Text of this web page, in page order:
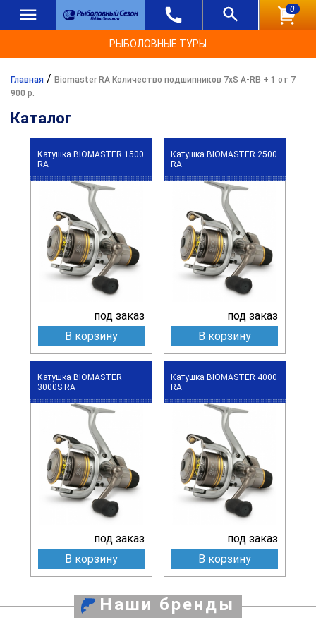
0
РЫБОЛОВНЫЕ ТУРЫ
Главная / Biomaster RA Количество подшипников 7xS A-RB + 1 от 7
900 р.
Каталог
Катушка BIOMASTER 1500
RA
под заказ
В корзину
Катушка BIOMASTER 2500
RA
под заказ
В корзину
Катушка BIOMASTER
3000S RA
под заказ
В корзину
Катушка BIOMASTER 4000
RA
под заказ
В корзину
Наши бренды